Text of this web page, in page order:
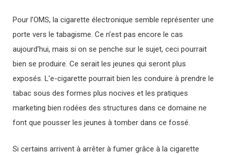
Pour l’OMS, la cigarette électronique semble représenter une
porte vers le tabagisme. Ce n’est pas encore le cas
aujourd’hui, mais si on se penche sur le sujet, ceci pourrait
bien se produire. Ce serait les jeunes qui seront plus
exposés. L’e-cigarette pourrait bien les conduire à prendre le
tabac sous des formes plus nocives et les pratiques
marketing bien rodées des structures dans ce domaine ne
font que pousser les jeunes à tomber dans ce fossé.
Si certains arrivent à arrêter à fumer grâce à la cigarette